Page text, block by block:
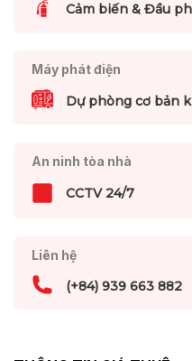
Cảm biến & Đầu
Máy phát điện
Dự phòng cơ bản
An ninh tòa nhà
CCTV 24/7
Liên hệ
(+84) 939 663 882